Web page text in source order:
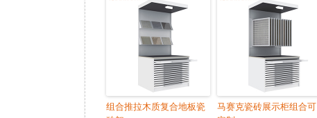
组合推拉木质复合地板瓷
马赛克瓷砖展示柜组合可